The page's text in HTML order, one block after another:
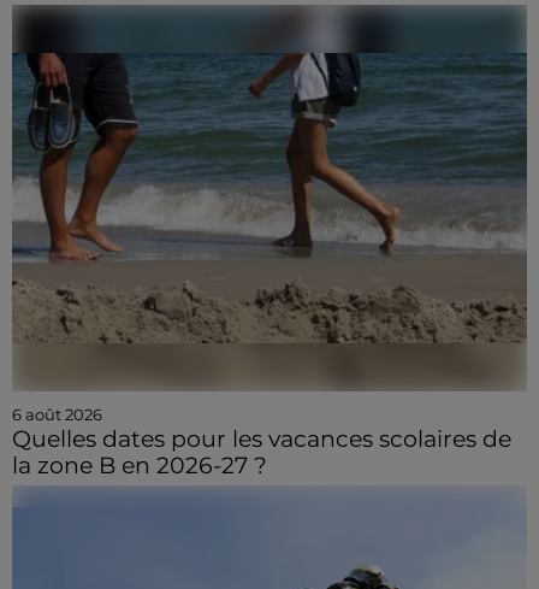
6 août 2026
Quelles dates pour les vacances scolaires de
la zone B en 2026-27 ?